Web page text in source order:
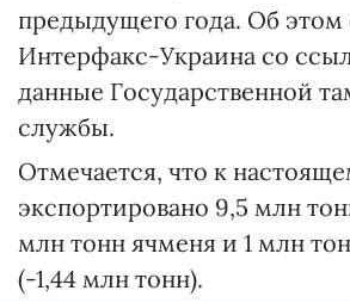
предыдущего года. Об этом
Интерфакс-Украина со
данные Государственной
службы.
Отмечается, что к
экспортировано 9,5 млн
млн тонн ячменя и 1 млн
(-1,44 млн тонн).